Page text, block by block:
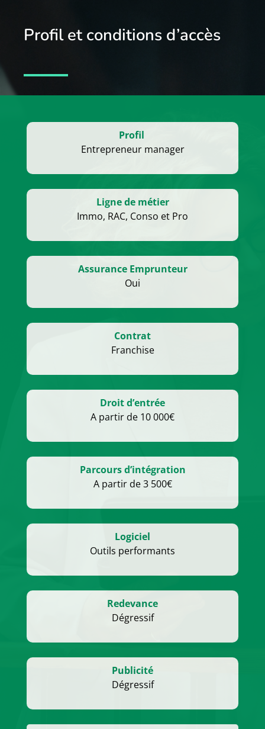
Profil et conditions d’accès
Profil
Entrepreneur manager
Ligne de métier
Immo, RAC, Conso et Pro
Assurance Emprunteur
Oui
Contrat
Franchise
Droit d’entrée
A partir de 10 000€
Parcours d’intégration
A partir de 3 500€
Logiciel
Outils performants
Redevance
Dégressif
Publicité
Dégressif